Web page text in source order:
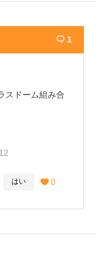
 1
スドーム組み合
園のように。
ます！（28歳／
はい  0